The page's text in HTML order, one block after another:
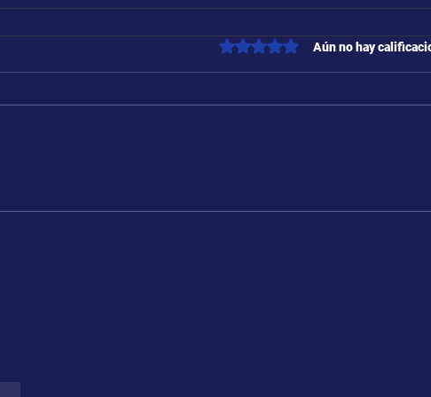
Obtuvo 0 de 5 estrellas.
Aún no hay